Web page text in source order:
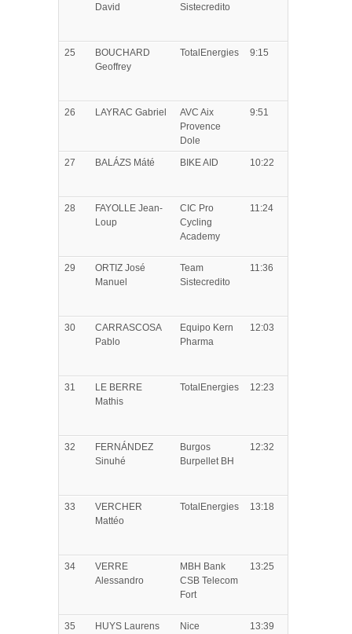
David
Sistecredito
25
BOUCHARD
Geoffrey
TotalEnergies 9:15
26 LAYRAC Gabriel
AVC Aix
Provence
Dole
9:51
27 BALÁZS Máté BIKE AID 10:22
28 FAYOLLE Jean-
Loup
CIC Pro
Cycling
Academy
11:24
29 ORTIZ José
Manuel
Team
Sistecredito
11:36
30
CARRASCOSA
Pablo
Equipo Kern
Pharma
12:03
31
LE BERRE
Mathis
TotalEnergies 12:23
32
FERNÁNDEZ
Sinuhé
Burgos
Burpellet BH
12:32
33
VERCHER
Mattéo
TotalEnergies 13:18
34
VERRE
Alessandro
MBH Bank
CSB Telecom
Fort
13:25
35 HUYS Laurens
Nice
13:39